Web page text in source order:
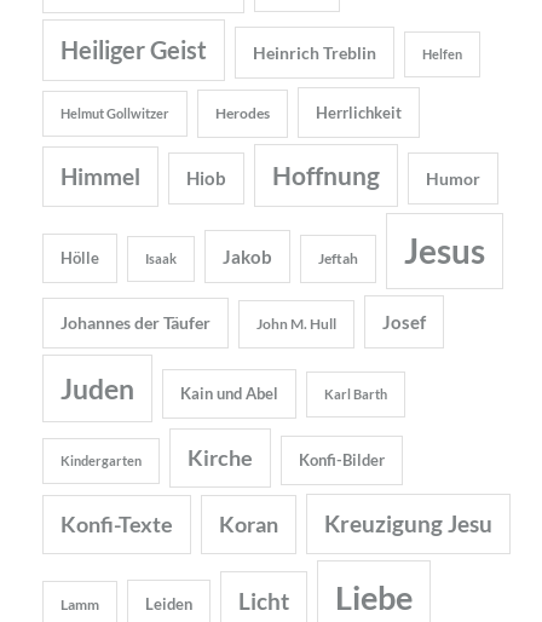
Heiliger Geist Heinrich Treblin Helfen
Helmut Gollwitzer Herodes Herrlichkeit
Himmel Hiob Hoffnung Humor
Hölle Isaak Jakob Jeftah Jesus
Johannes der Täufer John M. Hull Josef
Juden Kain und Abel Karl Barth
Kindergarten Kirche Konfi-Bilder
Konfi-Texte Koran Kreuzigung Jesu
Lamm Leiden Licht Liebe